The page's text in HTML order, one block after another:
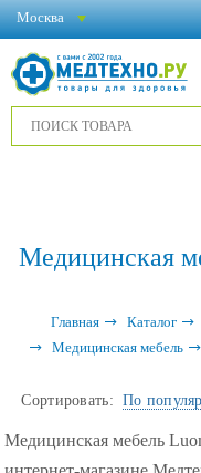
Москва
Медицинская
Главная Каталог
Медицинская мебель
Сортировать: По
Медицинская мебель